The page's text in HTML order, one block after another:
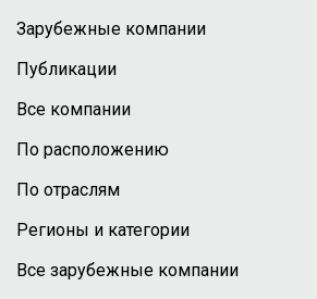
Зарубежные компании
Публикации
Все компании
По расположению
По отраслям
Регионы и категории
Все зарубежные компании